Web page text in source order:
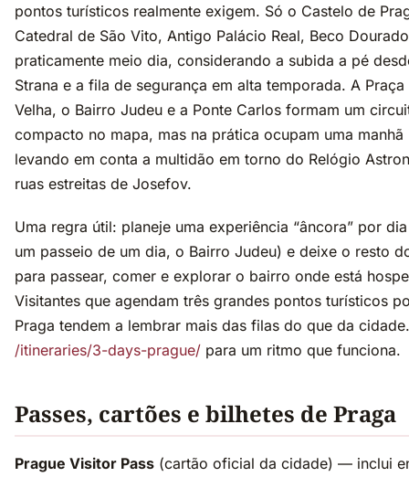
pontos turísticos realmente exigem. Só o Castelo de
Catedral de São Vito, Antigo Palácio Real, Beco
praticamente meio dia, considerando a subida a pé
Strana e a fila de segurança em alta temporada. A
Velha, o Bairro Judeu e a Ponte Carlos formam um
compacto no mapa, mas na prática ocupam uma manhã
levando em conta a multidão em torno do Relógio
ruas estreitas de Josefov.
Uma regra útil: planeje uma experiência “âncora” por
um passeio de um dia, o Bairro Judeu) e deixe o resto
para passear, comer e explorar o bairro onde está
Visitantes que agendam três grandes pontos turísticos
Praga tendem a lembrar mais das filas do que da
/itineraries/3-days-prague/ para um ritmo que funciona.
Passes, cartões e bilhetes de Praga
Prague Visitor Pass (cartão oficial da cidade) — inclui